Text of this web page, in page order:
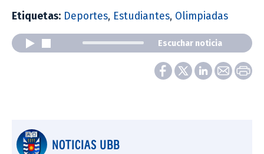
Etiquetas: Deportes, Estudiantes, Olimpiadas
Escuchar noticia
NOTICIAS UBB